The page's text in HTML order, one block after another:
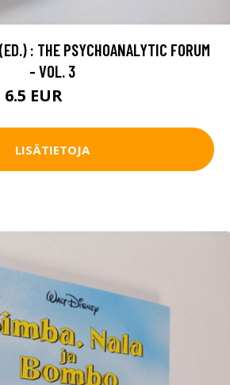
: THE PSYCHOANALYTIC FORUM
- VOL. 3
6.5 EUR
LISÄTIETOJA